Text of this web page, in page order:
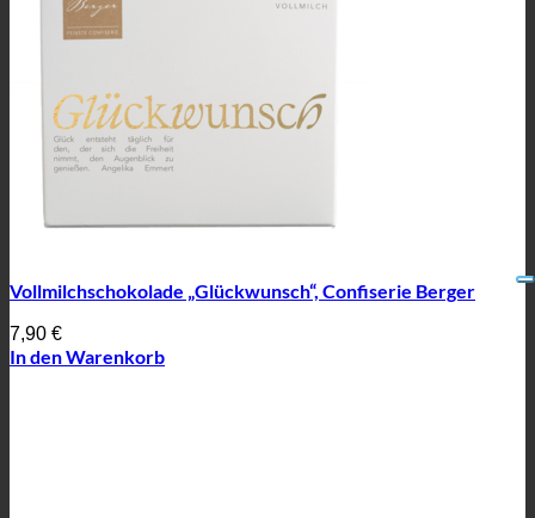
Vollmilchschokolade „Glückwunsch“, Confiserie Berger
7,90 €
In den Warenkorb